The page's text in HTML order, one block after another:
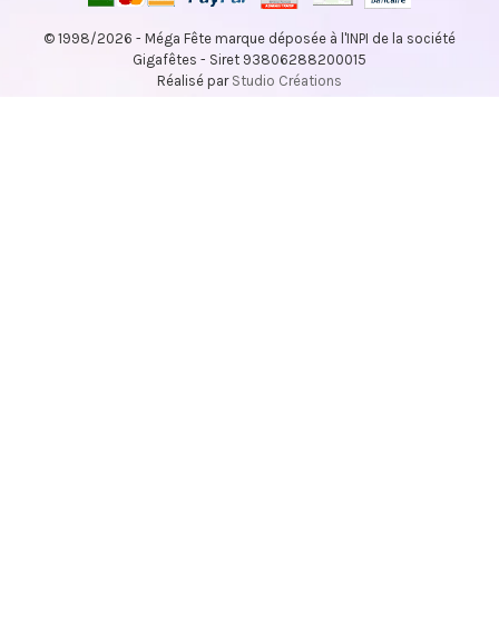
© 1998/2026 - Méga Fête marque déposée à l'INPI de la société
Gigafêtes - Siret 93806288200015
Réalisé par Studio Créations